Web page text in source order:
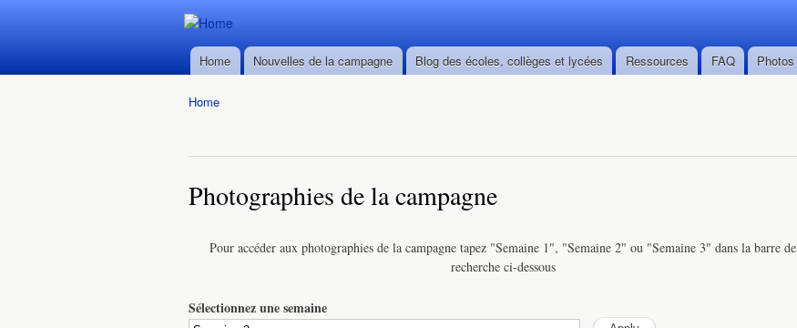
content
Durban ->
Walvis Bay
au
Durban ->
Walvis Bay
du 28/02
au
Main menu
Home Nouvelles de la campagne Blog des écoles, collèges et lycées Ressources FAQ Photos
Home
Photographies de la campagne
Pour accéder aux photographies de la campagne tapez "Semaine 1", "Semaine 2" ou "Semaine 3" dans la barre de
recherche ci-dessous
Sélectionnez une semaine